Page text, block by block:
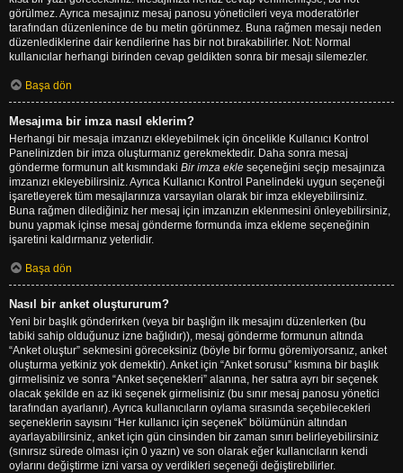
görülmez. Ayrıca mesajınız mesaj panosu yöneticileri veya moderatörler
tarafından düzenlenince de bu metin görünmez. Buna rağmen mesajı neden
düzenlediklerine dair kendilerine has bir not bırakabilirler. Not: Normal
kullanıcılar herhangi birinden cevap geldikten sonra bir mesajı silemezler.
Başa dön
Mesajıma bir imza nasıl eklerim?
Herhangi bir mesaja imzanızı ekleyebilmek için öncelikle Kullanıcı Kontrol
Panelinizden bir imza oluşturmanız gerekmektedir. Daha sonra mesaj
gönderme formunun alt kısmındaki Bir imza ekle seçeneğini seçip mesajınıza
imzanızı ekleyebilirsiniz. Ayrıca Kullanıcı Kontrol Panelindeki uygun seçeneği
işaretleyerek tüm mesajlarınıza varsayılan olarak bir imza ekleyebilirsiniz.
Buna rağmen dilediğiniz her mesaj için imzanızın eklenmesini önleyebilirsiniz,
bunu yapmak içinse mesaj gönderme formunda imza ekleme seçeneğinin
işaretini kaldırmanız yeterlidir.
Başa dön
Nasıl bir anket oluştururum?
Yeni bir başlık gönderirken (veya bir başlığın ilk mesajını düzenlerken (bu
tabiki sahip olduğunuz izne bağlıdır)), mesaj gönderme formunun altında
“Anket oluştur” sekmesini göreceksiniz (böyle bir formu göremiyorsanız, anket
oluşturma yetkiniz yok demektir). Anket için “Anket sorusu” kısmına bir başlık
girmelisiniz ve sonra “Anket seçenekleri” alanına, her satıra ayrı bir seçenek
olacak şekilde en az iki seçenek girmelisiniz (bu sınır mesaj panosu yönetici
tarafından ayarlanır). Ayrıca kullanıcıların oylama sırasında seçebilecekleri
seçeneklerin sayısını “Her kullanıcı için seçenek” bölümünün altından
ayarlayabilirsiniz, anket için gün cinsinden bir zaman sınırı belirleyebilirsiniz
(sınırsız sürede olması için 0 yazın) ve son olarak eğer kullanıcıların kendi
oylarını değiştirme izni varsa oy verdikleri seçeneği değiştirebilirler.